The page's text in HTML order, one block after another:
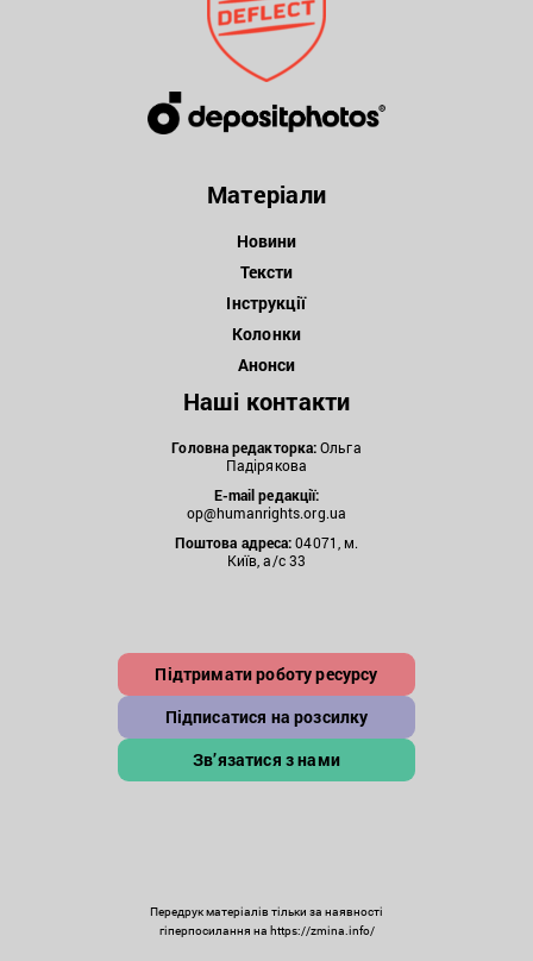
Матеріали
Новини
Тексти
Інструкції
Колонки
Анонси
Наші контакти
Головна редакторка:Ольга
Падірякова
E-mail редакції:
op@humanrights.org.ua
Поштова адреса:04071, м.
Київ, а/с 33
Підтримати роботу ресурсу
Підписатися на розсилку
Зв’язатися з нами
Передрук матеріалів тільки за наявності
гіперпосилання на https://zmina.info/